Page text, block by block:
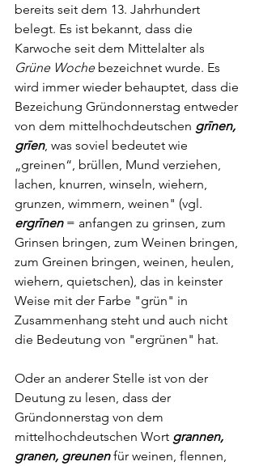
bereits seit dem 13. Jahrhundert
belegt. Es ist bekannt, dass die
Karwoche seit dem Mittelalter als
Grüne Woche bezeichnet wurde. Es
wird immer wieder behauptet, dass die
Bezeichung Gründonnerstag entweder
von dem mittelhochdeutschen grīnen,
grīen, was soviel bedeutet wie
„greinen“, brüllen, Mund verziehen,
lachen, knurren, winseln, wiehern,
grunzen, wimmern, weinen" (vgl.
ergrīnen = anfangen zu grinsen, zum
Grinsen bringen, zum Weinen bringen,
zum Greinen bringen, weinen, heulen,
wiehern, quietschen), das in keinster
Weise mit der Farbe "grün" in
Zusammenhang steht und auch nicht
die Bedeutung von "ergrünen" hat.
Oder an anderer Stelle ist von der
Deutung zu lesen, dass der
Gründonnerstag von dem
mittelhochdeutschen Wort grannen,
granen, greunen für weinen, flennen,